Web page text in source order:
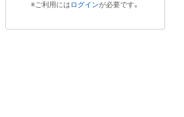
※ご利用には ログインが必要です。